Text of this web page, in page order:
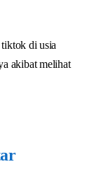
di usia
akibat melihat